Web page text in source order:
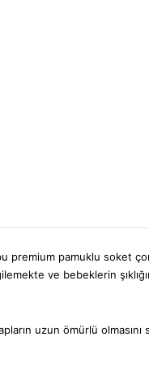
premium pamuklu soket
ve bebeklerin
uzun ömürlü